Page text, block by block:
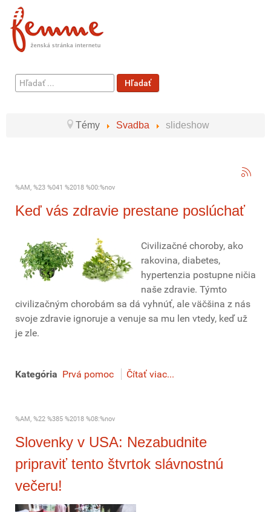
Hľadať
...
Hľadať
Témy Svadba slideshow
%AM, %23 %041 %2018 %00:%nov
Keď vás zdravie prestane poslúchať
Civilizačné choroby, ako
rakovina, diabetes,
hypertenzia postupne ničia
naše zdravie. Týmto
civilizačným chorobám sa dá vyhnúť, ale väčšina z nás
svoje zdravie ignoruje a venuje sa mu len vtedy, keď už
je zle.
Kategória Prvá pomoc Čítať viac...
%AM, %22 %385 %2018 %08:%nov
Slovenky v USA: Nezabudnite
pripraviť tento štvrtok slávnostnú
večeru!